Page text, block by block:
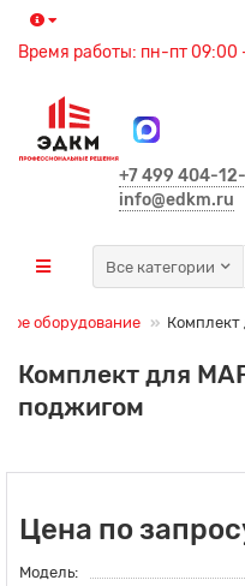
Время работы: пн-пт 09:00
+7 499 404-
info@edkm.ru
Все категории
оборудование Комплект
Комплект для
поджигом
Цена по
Модель: